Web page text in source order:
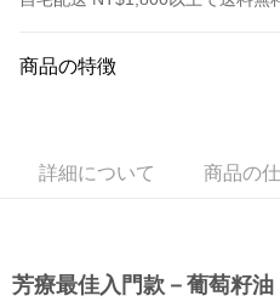
クレジットカード1回払い
3回払い、金利0、毎回NT$360
国泰世華商業銀行
上海商業儲蓄銀行
LINE Pay
商品の特徴
詳細について 商品の
芳療最佳入門款－葡萄籽油